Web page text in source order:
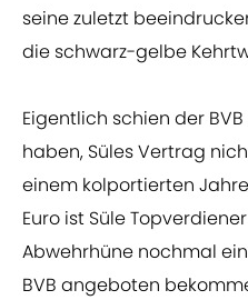
seine zuletzt
die schwarz-gelbe
Eigentlich schien der
haben, Süles Vertrag
einem kolportierten
Euro ist Süle
Abwehrhüne nochmal
BVB angeboten